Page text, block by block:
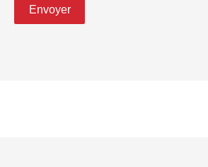
Envoyer